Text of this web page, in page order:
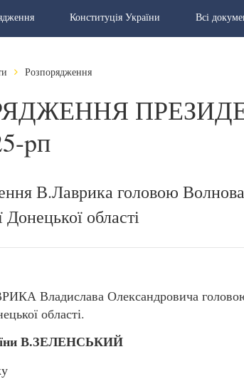
Конституція України Всі
Розпорядження
pп
В.Лаврика головою
Донецької області
Владислава Олександровича
області.
В.ЗЕЛЕНСЬКИЙ